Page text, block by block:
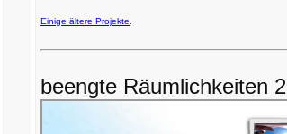
Einige ältere Projekte
beengte Räumlichkeiten 2